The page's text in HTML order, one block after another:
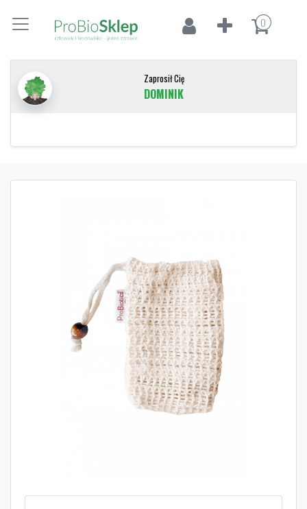
0
Zaprosił Cię
DOMINIK